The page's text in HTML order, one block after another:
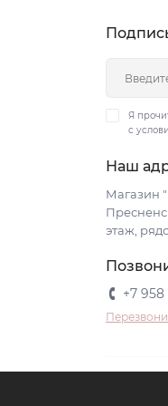
Я
с
Наш
Магазин
этаж,
+7